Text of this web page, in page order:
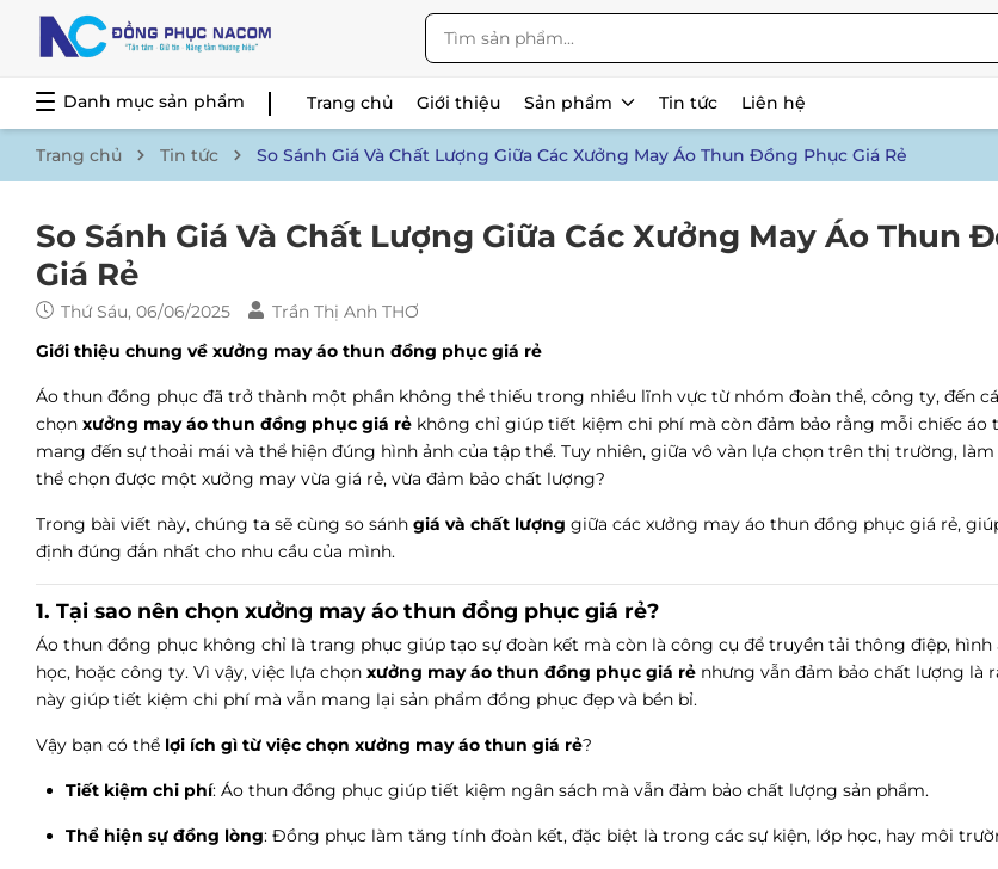
Danh mục sản phẩm Trang chủ Giới thiệu Sản phẩm Tin tức Liên hệ
Trang chủ Tin tức So Sánh Giá Và Chất Lượng Giữa Các Xưởng May Áo Thun Đồng Phục Giá Rẻ
So Sánh Giá Và Chất Lượng Giữa Các Xưởng May Áo Thun
Giá Rẻ
Thứ Sáu, 06/06/2025
Trần Thị Anh THƠ
Giới thiệu chung về xưởng may áo thun đồng phục giá rẻ
Áo thun đồng phục đã trở thành một phần không thể thiếu trong nhiều lĩnh vực từ nhóm đoàn thể, công ty, đến
chọn xưởng may áo thun đồng phục giá rẻ không chỉ giúp tiết kiệm chi phí mà còn đảm bảo rằng mỗi chiếc áo
mang đến sự thoải mái và thể hiện đúng hình ảnh của tập thể. Tuy nhiên, giữa vô vàn lựa chọn trên thị trường,
thể chọn được một xưởng may vừa giá rẻ, vừa đảm bảo chất lượng?
Trong bài viết này, chúng ta sẽ cùng so sánh giá và chất lượng giữa các xưởng may áo thun đồng phục giá rẻ,
định đúng đắn nhất cho nhu cầu của mình.
1. Tại sao nên chọn xưởng may áo thun đồng phục giá rẻ?
Áo thun đồng phục không chỉ là trang phục giúp tạo sự đoàn kết mà còn là công cụ để truyền tải thông điệp, hình
học, hoặc công ty. Vì vậy, việc lựa chọn xưởng may áo thun đồng phục giá rẻ nhưng vẫn đảm bảo chất lượng là
này giúp tiết kiệm chi phí mà vẫn mang lại sản phẩm đồng phục đẹp và bền bỉ.
Vậy bạn có thể lợi ích gì từ việc chọn xưởng may áo thun giá rẻ?
Tiết kiệm chi phí: Áo thun đồng phục giúp tiết kiệm ngân sách mà vẫn đảm bảo chất lượng sản phẩm.
Thể hiện sự đồng lòng: Đồng phục làm tăng tính đoàn kết, đặc biệt là trong các sự kiện, lớp học, hay môi